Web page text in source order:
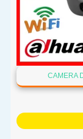
CAMERA